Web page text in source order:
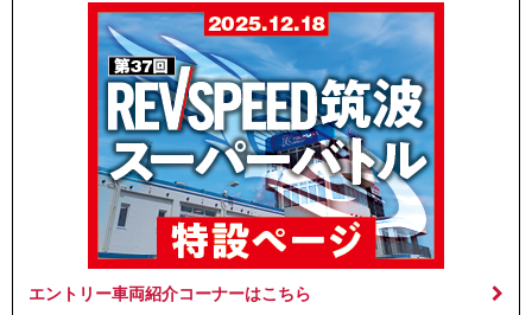
エントリー車両紹介コーナーはこちら